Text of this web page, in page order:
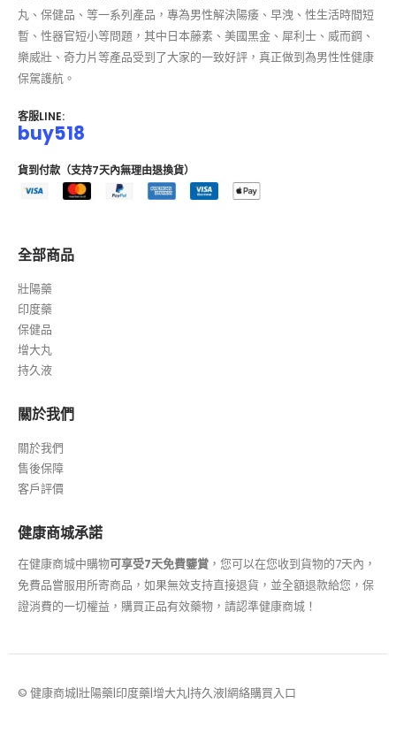
丸、保健品、等一系列產品，專為男性解決陽痿、早洩、性生活時間短
暫、性器官短小等問題，其中日本藤素、美國黑金、犀利士、威而鋼、
樂威壯、奇力片等產品受到了大家的一致好評，真正做到為男性性健康
保駕護航。
客服LINE:
buy518
貨到付款（支持7天內無理由退換貨）
全部商品
壯陽藥
印度藥
保健品
增大丸
持久液
關於我們
關於我們
售後保障
客戶評價
健康商城承諾
在健康商城中購物可享受7天免費鑒賞 ，您可以在您收到貨物的7天內，
免費品嘗服用所寄商品，如果無效支持直接退貨，並全額退款給您，保
證消費的一切權益，購買正品有效藥物，請認準健康商城！
© 健康商城|壯陽藥|印度藥|增大丸|持久液|網絡購買入口